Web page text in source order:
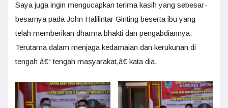
Saya juga ingin mengucapkan terima kasih yang sebesar-
besarnya pada John Halilintar Ginting beserta ibu yang
telah memberikan dharma bhakti dan pengabdiannya.
Terutama dalam menjaga kedamaian dan kerukunan di
tengah â€“ tengah masyarakat,â€ kata dia.